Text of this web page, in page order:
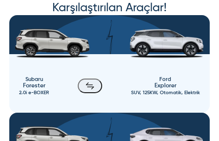
Karşılaştırılan Araçlar!
Subaru
Forester
2.0i e-BOXER
Ford
Explorer
SUV, 125KW, Otomatik, Elektrik